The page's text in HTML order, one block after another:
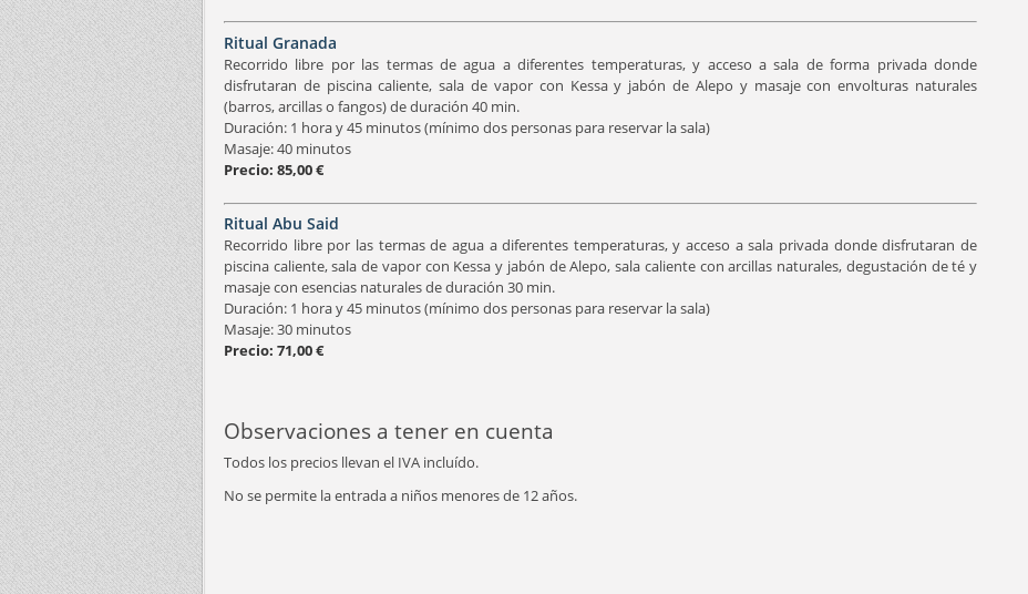
Ritual Granada
Recorrido libre por las termas de agua a diferentes temperaturas, y acceso a sala de forma privada donde
disfrutaran de piscina caliente, sala de vapor con Kessa y jabón de Alepo y masaje con envolturas naturales
(barros, arcillas o fangos) de duración 40 min.
Duración: 1 hora y 45 minutos (mínimo dos personas para reservar la sala)
Masaje: 40 minutos
Precio: 85,00 €
Ritual Abu Said
Recorrido libre por las termas de agua a diferentes temperaturas, y acceso a sala privada donde disfrutaran de
piscina caliente, sala de vapor con Kessa y jabón de Alepo, sala caliente con arcillas naturales, degustación de té y
masaje con esencias naturales de duración 30 min.
Duración: 1 hora y 45 minutos (mínimo dos personas para reservar la sala)
Masaje: 30 minutos
Precio: 71,00 €
Observaciones a tener en cuenta
Todos los precios llevan el IVA incluído.
No se permite la entrada a niños menores de 12 años.